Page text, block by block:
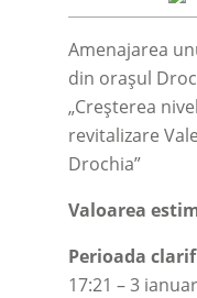
Amenajarea
din orașul
„Creșterea
revitalizare
Drochia”
Valoarea
Perioada
17:21 –3